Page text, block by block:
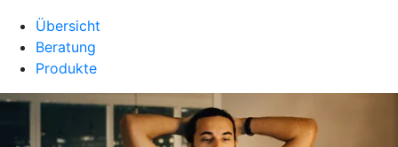
Übersicht
Beratung
Produkte